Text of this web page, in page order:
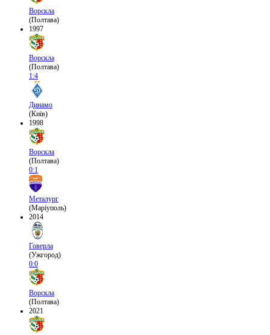
Ворскла
(Полтава)
1997
Ворскла
(Полтава)
1:4
Динамо
(Київ)
1998
Ворскла
(Полтава)
0:1
Металург
(Маріуполь)
2014
Говерла
(Ужгород)
0:0
Ворскла
(Полтава)
2021